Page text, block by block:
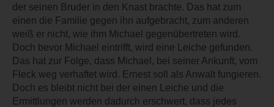
der seinen Bruder in den Knast brachte. Das hat zum
einen die Familie gegen ihn aufgebracht, zum anderen
weiß er nicht, wie ihm Michael gegenübertreten wird.
Doch bevor Michael eintrifft, wird eine Leiche gefunden.
Das hat zur Folge, dass Michael, bei seiner Ankunft, vom
Fleck weg verhaftet wird. Ernest soll als Anwalt fungieren.
Doch es bleibt nicht bei der einen Leiche und die
Ermittlungen werden dadurch erschwert, dass jedes